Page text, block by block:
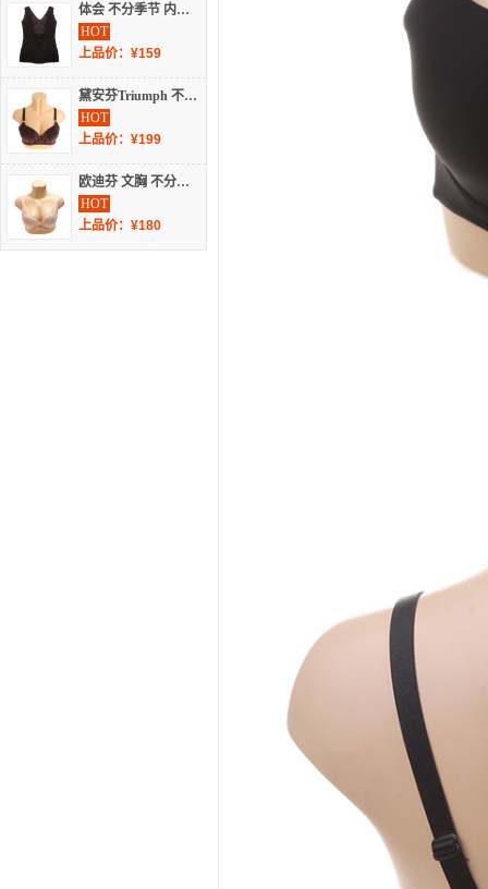
体会 不分季节 内衣 女士内衣 蕾丝文胸 SB0921
HOT
上品价：¥159
黛安芬Triumph 不分季节 内衣 女士内衣 聚拢文胸 16-8030
HOT
上品价：¥199
欧迪芬 文胸 不分季节 少女文胸 OB8311
HOT
上品价：¥180